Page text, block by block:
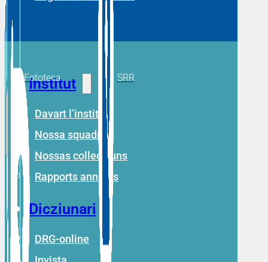
Institut
Davart l’institut
Nossa squadra
Nossas collecziuns
Rapports annuals
Dicziunari
DRG-online
Fototeca SRR